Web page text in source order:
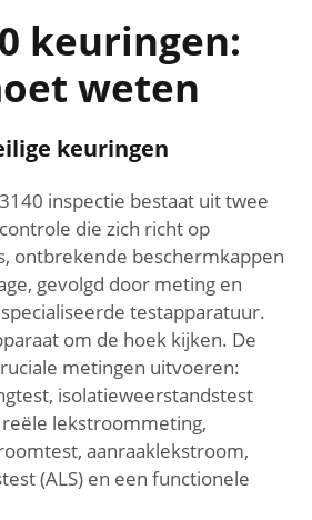
keuringen:
weten
keuringen
inspectie bestaat uit twee
die zich richt op
ontbrekende beschermkappen
gevolgd door meting en
testapparatuur.
om de hoek kijken. De
metingen uitvoeren:
isolatieweerstandstest
reële lekstroommeting,
aanraaklekstroom,
(ALS) en een functionele